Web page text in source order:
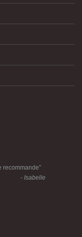
recommande”
- Isabelle